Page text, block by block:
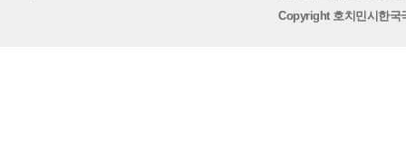
Copyright 호치민시한국